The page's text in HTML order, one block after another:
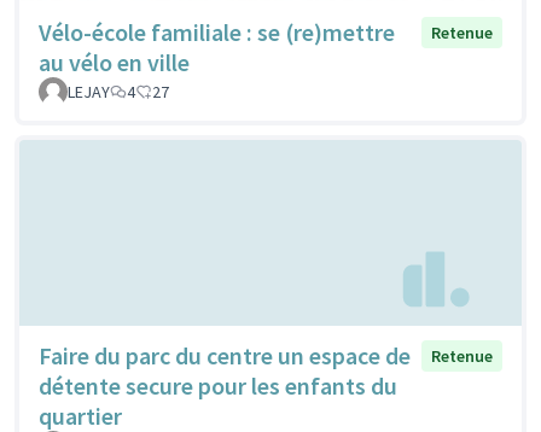
Vélo-école familiale : se (re)mettre
au vélo en ville
Retenue
LEJAY 4 27
Faire du parc du centre un espace de
détente secure pour les enfants du
quartier
Retenue